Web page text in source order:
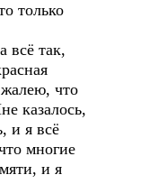
только
всё так,
что
казалось,
и я всё
многие
и я